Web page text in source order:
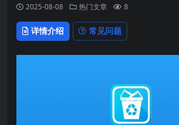
2025-08-08 热门文章 8
详情介绍 常见问题